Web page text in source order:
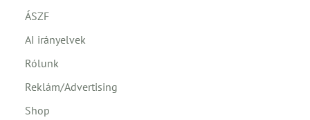
ÁSZF
AI irányelvek
Rólunk
Reklám/Advertising
Shop